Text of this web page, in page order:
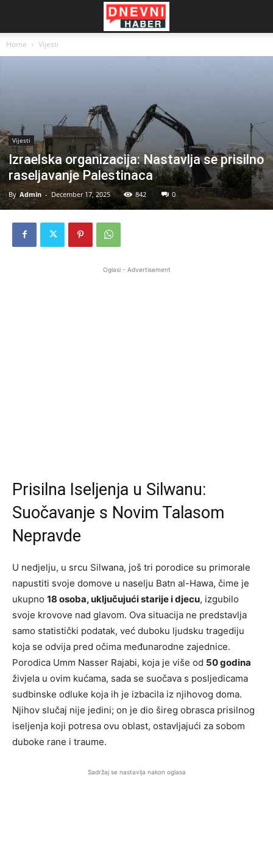
Home Vijesti
Vijesti
Izraelska organizacija: Nastavlja se prisilno
raseljavanje Palestinaca
By Admin - December 17, 2025 842 0
Oglasi - Advertisement
Prisilna Iseljenja u Silwanu:
Suočavanje s Novim Talasom
Nepravde
U nedjelju, u srcu Silwana, još tri porodice su primorale
napustiti svoje domove u naselju Batn al-Hawa, čime je
ukupno 18 osoba, uključujući starije i djecu, izgubilo
svoje krovove nad glavom. Ova situacija ne predstavlja
samo statistički podatak, već duboku ljudsku tragediju
koja se odvija pred očima međunarodne zajednice.
Porodica Umm Nasser Rajabi, koja je više od 50 godina
živjela u ovim kućama, sada se suočava s posljedicama
sudbinske odluke koja ih je izbacila iz njihovog doma.
Njihov slučaj nije jedini; on je dio šireg obrasca prisilnog
iseljenja koji potresa ovu oblast, ostavljajući za sobom
duboke rane i traume.
Sadržaj se nastavlja nakon oglasa